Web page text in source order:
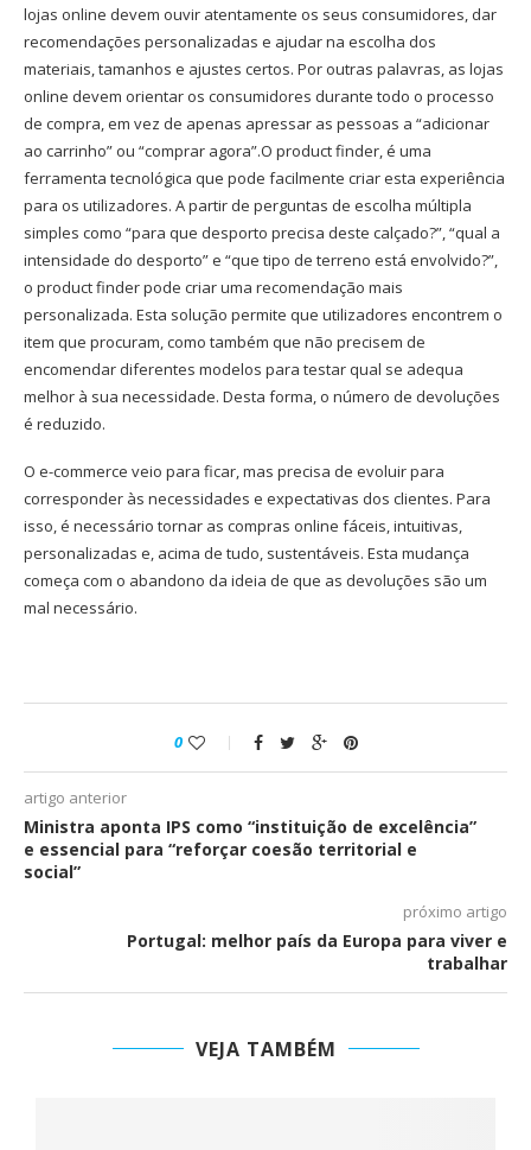
lojas online devem ouvir atentamente os seus consumidores, dar
recomendações personalizadas e ajudar na escolha dos
materiais, tamanhos e ajustes certos. Por outras palavras, as lojas
online devem orientar os consumidores durante todo o processo
de compra, em vez de apenas apressar as pessoas a “adicionar
ao carrinho” ou “comprar agora”.O product finder, é uma
ferramenta tecnológica que pode facilmente criar esta experiência
para os utilizadores. A partir de perguntas de escolha múltipla
simples como “para que desporto precisa deste calçado?”, “qual a
intensidade do desporto” e “que tipo de terreno está envolvido?”,
o product finder pode criar uma recomendação mais
personalizada. Esta solução permite que utilizadores encontrem o
item que procuram, como também que não precisem de
encomendar diferentes modelos para testar qual se adequa
melhor à sua necessidade. Desta forma, o número de devoluções
é reduzido.
O e-commerce veio para ficar, mas precisa de evoluir para
corresponder às necessidades e expectativas dos clientes. Para
isso, é necessário tornar as compras online fáceis, intuitivas,
personalizadas e, acima de tudo, sustentáveis. Esta mudança
começa com o abandono da ideia de que as devoluções são um
mal necessário.
0
artigo anterior
Ministra aponta IPS como “instituição de excelência”
e essencial para “reforçar coesão territorial e
social”
próximo artigo
Portugal: melhor país da Europa para viver e
trabalhar
VEJA TAMBÉM